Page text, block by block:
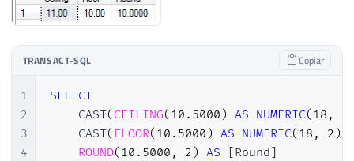
TRANSACT-SQL Copiar
1
2
3
4
SELECT
    CAST
( CEILING( 10.5000 ) AS NUMERIC( 18 ,
    CAST
( FLOOR( 10.5000 ) AS NUMERIC( 18 , 2 )
ROUND( 10.5000 , 2 ) AS [Round]